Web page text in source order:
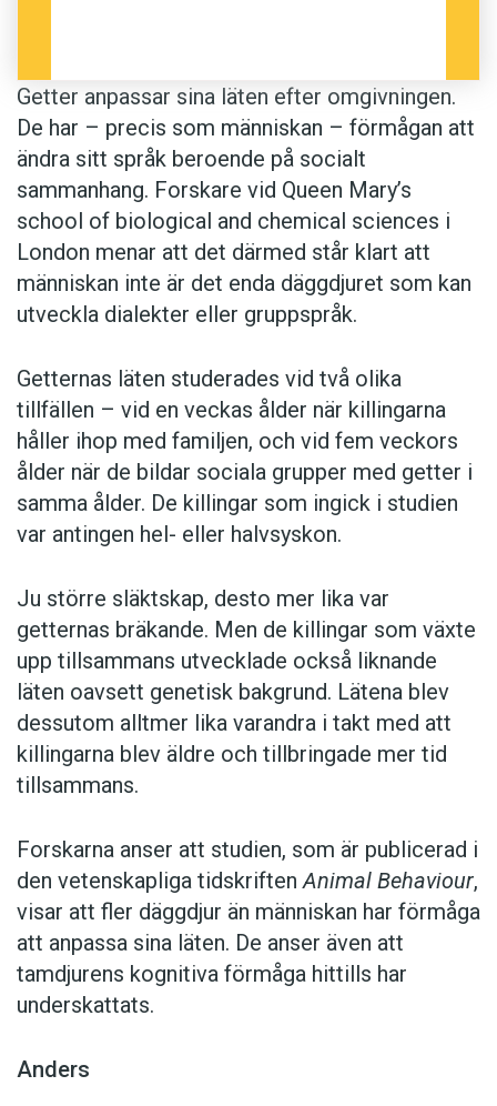
Getter anpassar sina läten efter omgivningen.
De har – precis som människan – förmågan att
ändra sitt språk beroende på socialt
sammanhang. Forskare vid Queen Mary’s
school of biological and chemical sciences i
London menar att det därmed står klart att
människan inte är det enda däggdjuret som kan
utveckla dialekter eller gruppspråk.
Getternas läten studerades vid två olika
tillfällen – vid en veckas ålder när killingarna
håller ihop med familjen, och vid fem veckors
ålder när de bildar sociala grupper med getter i
samma ålder. De killingar som ingick i studien
var antingen hel- eller halvsyskon.
Ju större släktskap, desto mer lika var
getternas bräkande. Men de killingar som växte
upp tillsammans utvecklade också liknande
läten oavsett genetisk bakgrund. Lätena blev
dessutom alltmer lika varandra i takt med att
killingarna blev äldre och tillbringade mer tid
tillsammans.
Forskarna anser att studien, som är publicerad i
den vetenskapliga tidskriften Animal Behaviour,
visar att fler däggdjur än människan har förmåga
att anpassa sina läten. De anser även att
tamdjurens kognitiva förmåga hittills har
underskattats.
Anders